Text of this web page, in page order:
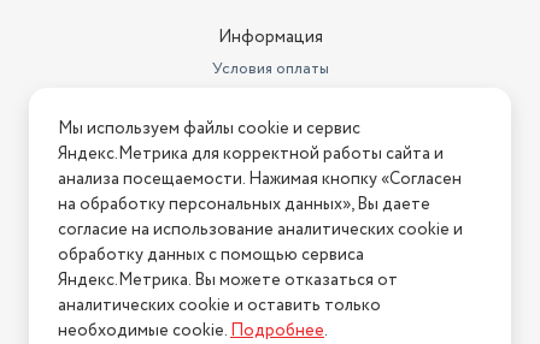
Информация
Условия оплаты
Условия возврата
Нашли ошибку на сайте? Напишите нам
2026 © Интернет-магазин "АстМаркет". У нас есть всё!
Политика конфиденциальности
Мы используем файлы cookie и сервис
Яндекс.Метрика для корректной работы сайта и
анализа посещаемости. Нажимая кнопку «Согласен
на обработку персональных данных», Вы даете
согласие на использование аналитических cookie и
обработку данных с помощью сервиса
Яндекс.Метрика. Вы можете отказаться от
аналитических cookie и оставить только
необходимые cookie.Подробнее.